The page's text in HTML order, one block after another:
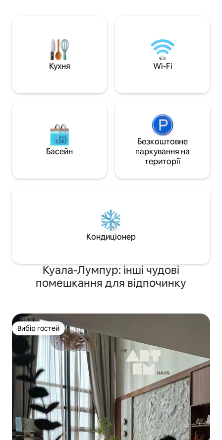
цілодобовою охороною. 🛍️ 3 хв –
Fahrenheit 88 і Starhill 💎 5 хв – Pavilion
Kuala Lumpur 🛒 5 хв – Lot 10 та
Don Don Donki 🚆 У 5 хвилинах від
15 хвилин – Кулінарний центр KLCC
питною водою
Надається матрац
робочий стіл,
пральна
Кухня Wi-Fi
Басейн
Безкоштовне
паркування на
території
Кондиціонер
Куала-Лумпур: інші чудові
помешкання для відпочинку
Вибір гостей
Вибір гостей